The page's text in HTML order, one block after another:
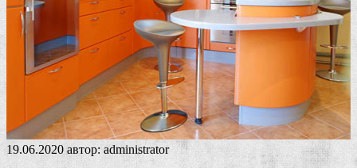
19.06.2020автор: administrator